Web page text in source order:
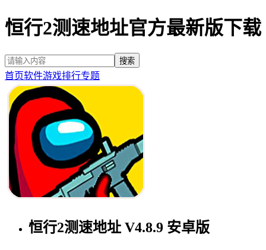
恒行2测速地址官方最新版下载
首页软件游戏排行专题
恒行2测速地址 V4.8.9 安卓版